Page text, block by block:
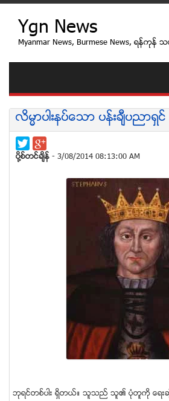
Ygn News
Myanmar News, Burmese News, ရန္ကုန္
လိမၼာပါးနပ္ေသာ ပန္းခ်ီပညာရွင္
ပုိ႔စ္တင္ခ်ိန္ - 3/08/2014 08:13:00 AM
ဘုရင္တစ္ပါး ရိွတယ္။ သူသည္ သူ၏ ပံုတူကို ေရးဆ